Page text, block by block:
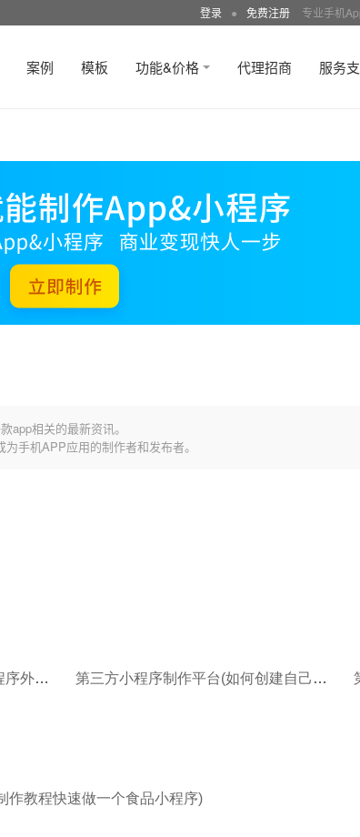
登录 ● 免费注册 专业手机
案例 模板 功能&价格 代理招商 服务
app相关的最新资讯。
手机APP应用的制作者和发布者。
第三方小程序制作发布流程(小程序外卖平台怎么制作) 第三方小程序制作平台(如何创建自己的小程序商城怎么制作小程序商城)
作教程快速做一个食品小程序)